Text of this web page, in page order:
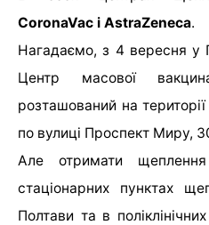
CoronaVac і AstraZeneca.
Нагадаємо, з 4 вересня у
Центр масової
розташований на
по вулиці Проспект Миру,
Але отримати
стаціонарних пунктах
Полтави та в